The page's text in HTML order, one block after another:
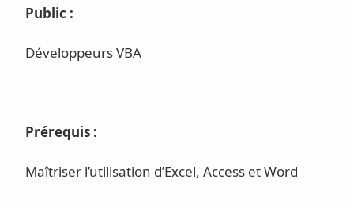
Public :
Développeurs VBA
Prérequis :
Maîtriser l’utilisation d’Excel, Access et Word